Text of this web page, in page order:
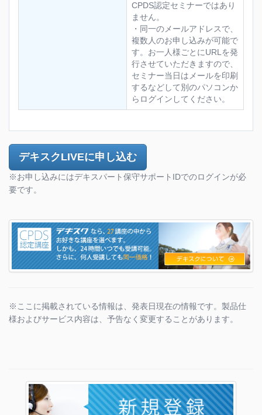
CPDS認定セミナーではあり
ません。
・同一のメールアドレスで、
複数人のお申し込みが可能で
す。お一人様ごとにURLを発
行させていただきますので、
セミナー当日はメールを印刷
するなどして別のパソコンか
らログインしてください。
デキスクLIVEに申し込む
※お申し込みにはデキスパート保守サポートIDでのログインが必
要です。
※ここに掲載されている情報は、発表日現在の情報です。製品仕
様およびサービス内容は、予告なく変更することがあります。